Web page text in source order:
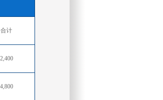
合计
2,400
4,800